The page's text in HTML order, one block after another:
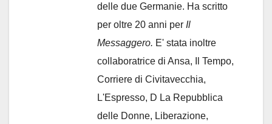
delle due Germanie. Ha scritto
per oltre 20 anni per Il
Messaggero. E' stata inoltre
collaboratrice di Ansa, Il Tempo,
Corriere di Civitavecchia,
L'Espresso, D La Repubblica
delle Donne, Liberazione,